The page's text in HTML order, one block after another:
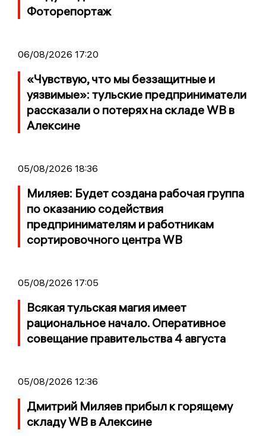
Фоторепортаж
06/08/2026 17:20
«Чувствую, что мы беззащитные и
уязвимые»: тульские предприниматели
рассказали о потерях на складе WB в
Алексине
05/08/2026 18:36
Миляев: Будет создана рабочая группа
по оказанию содействия
предпринимателям и работникам
сортировочного центра WB
05/08/2026 17:05
Всякая тульская магия имеет
рациональное начало. Оперативное
совещание правительства 4 августа
05/08/2026 12:36
Дмитрий Миляев прибыл к горящему
складу WB в Алексине